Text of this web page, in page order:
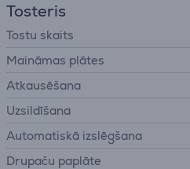
Tosteris
Tostu skaits
Maināmas plātes
Atkausēšana
Uzsildīšana
Automatiskā izslēgšana
Drupaču paplāte